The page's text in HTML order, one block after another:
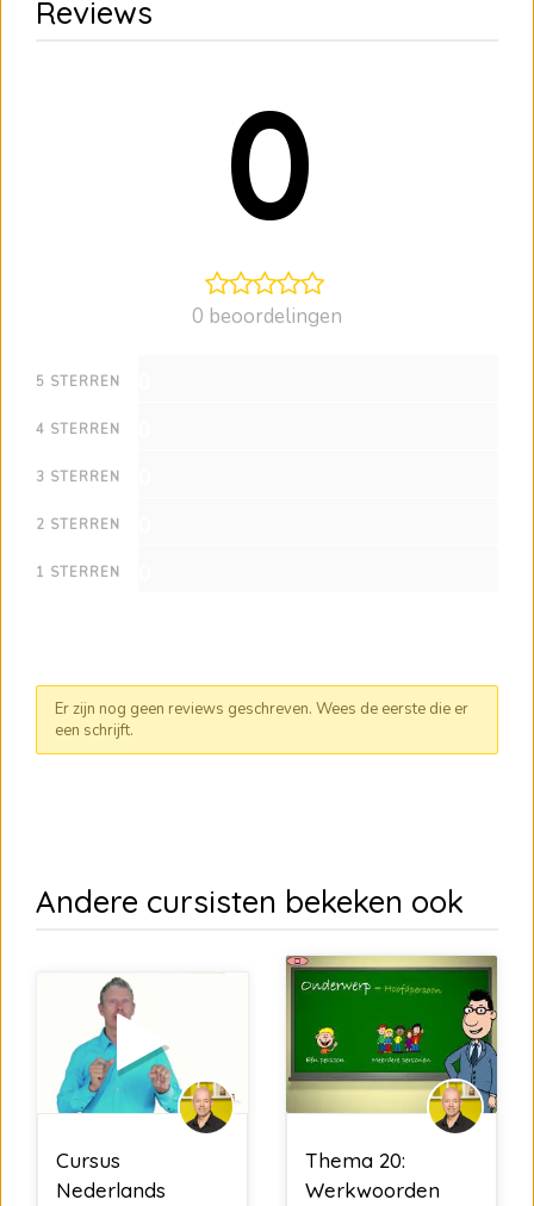
Reviews
0
0 beoordelingen
5 STERREN
4 STERREN
3 STERREN
2 STERREN
1 STERREN
Er zijn nog geen reviews geschreven. Wees de eerste die er
een schrijft.
Andere cursisten bekeken ook
Cursus
Nederlands
Thema 20:
Werkwoorden